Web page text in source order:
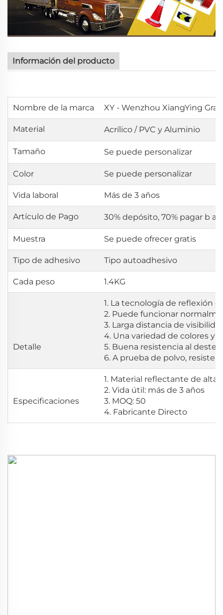
Información del producto
Nombre de la marca XY - Wenzhou XiangYing
Material Acrílico / PVC y Aluminio
Tamaño Se puede personalizar
Color Se puede personalizar
Vida laboral Más de 3 años
Artículo de Pago 30% depósito, 70% pagar b
Muestra Se puede ofrecer gratis
Tipo de adhesivo Tipo autoadhesivo
Cada peso 1.4KG
Detalle
1. La tecnología de reflexión
2. Puede funcionar
3. Larga distancia de
4. Una variedad de colores y
5. Buena resistencia al
6. A prueba de polvo,
Especificaciones
1. Material reflectante de alta
2. Vida útil: más de 3 años
3. MOQ: 50
4. Fabricante Directo